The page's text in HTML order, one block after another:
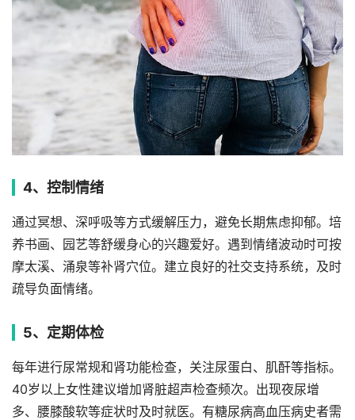
4、控制情绪
通过冥想、深呼吸等方式缓解压力，避免长期焦虑抑郁。培
养书画、园艺等舒缓身心的兴趣爱好。遇到情绪波动时可按
摩太溪、涌泉等补肾穴位。建立良好的社交支持系统，及时
疏导负面情绪。
5、定期体检
每年进行尿常规和肾功能检查，关注尿蛋白、肌酐等指标。
40岁以上女性建议增加肾脏超声检查频次。出现夜尿增
多、腰膝酸软等症状时及时就医。有糖尿病高血压病史者需